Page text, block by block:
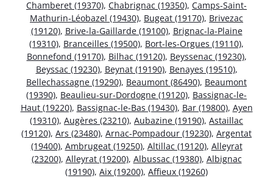
Chamberet (19370), Chabrignac (19350), Camps-Saint-
Mathurin-Léobazel (19430), Bugeat (19170), Brivezac
(19120), Brive-la-Gaillarde (19100), Brignac-la-Plaine
(19310), Branceilles (19500), Bort-les-Orgues (19110),
Bonnefond (19170), Bilhac (19120), Beyssenac (19230),
Beyssac (19230), Beynat (19190), Benayes (19510),
Bellechassagne (19290), Beaumont (86490), Beaumont
(19390), Beaulieu-sur-Dordogne (19120), Bassignac-le-
Haut (19220), Bassignac-le-Bas (19430), Bar (19800), Ayen
(19310), Augères (23210), Aubazine (19190), Astaillac
(19120), Ars (23480), Arnac-Pompadour (19230), Argentat
(19400), Ambrugeat (19250), Altillac (19120), Alleyrat
(23200), Alleyrat (19200), Albussac (19380), Albignac
(19190), Aix (19200), Affieux (19260)